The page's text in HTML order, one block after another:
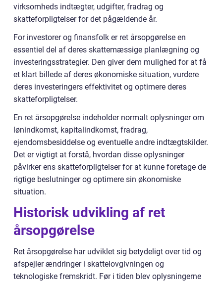
virksomheds indtægter, udgifter, fradrag og
skatteforpligtelser for det pågældende år.
For investorer og finansfolk er ret årsopgørelse en
essentiel del af deres skattemæssige planlægning og
investeringsstrategier. Den giver dem mulighed for at få
et klart billede af deres økonomiske situation, vurdere
deres investeringers effektivitet og optimere deres
skatteforpligtelser.
En ret årsopgørelse indeholder normalt oplysninger om
lønindkomst, kapitalindkomst, fradrag,
ejendomsbesiddelse og eventuelle andre indtægtskilder.
Det er vigtigt at forstå, hvordan disse oplysninger
påvirker ens skatteforpligtelser for at kunne foretage de
rigtige beslutninger og optimere sin økonomiske
situation.
Historisk udvikling af ret
årsopgørelse
Ret årsopgørelse har udviklet sig betydeligt over tid og
afspejler ændringer i skattelovgivningen og
teknologiske fremskridt. Før i tiden blev oplysningerne